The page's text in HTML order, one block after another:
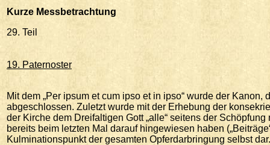
Kurze Messbetrachtung
29. Teil
19. Paternoster
Mit dem „Per ipsum et cum ipso et in ipso“ wurde der
abgeschlossen. Zuletzt wurde mit der Erhebung der
der Kirche dem Dreifaltigen Gott „alle“ seitens der
bereits beim letzten Mal darauf hingewiesen haben
Kulminationspunkt der gesamten Opferdarbringung selbst dar.